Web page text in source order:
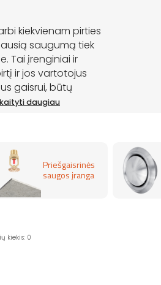
kiekvienam pirties
saugumą tiek
Tai įrenginiai ir
ir jos vartotojus
gaisrui, būtų
daugiau
Priešgaisrinės
saugos įranga
kiekis: 0